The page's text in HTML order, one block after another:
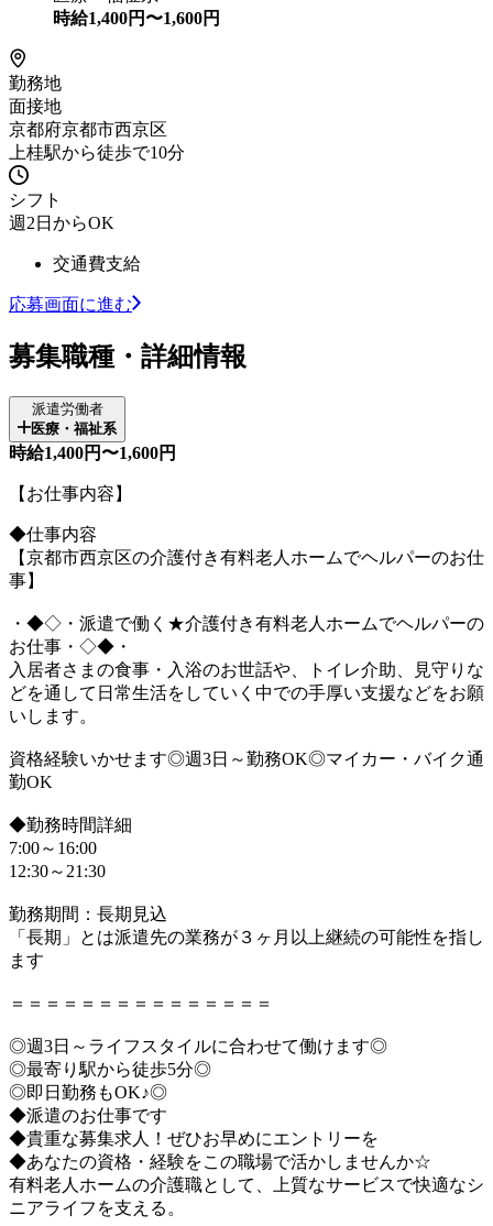
時給1,400円〜1,600円
勤務地
面接地
京都府京都市西京区
上桂駅から徒歩で10分
シフト
週2日からOK
交通費支給
応募画面に進む
募集職種・詳細情報
派遣労働者
医療・福祉系
時給1,400円〜1,600円
【お仕事内容】
◆仕事内容
【京都市西京区の介護付き有料老人ホームでヘルパーのお仕
事】
・◆◇・派遣で働く★介護付き有料老人ホームでヘルパーの
お仕事・◇◆・
入居者さまの食事・入浴のお世話や、トイレ介助、見守りな
どを通して日常生活をしていく中での手厚い支援などをお願
いします。
資格経験いかせます◎週3日～勤務OK◎マイカー・バイク通
勤OK
◆勤務時間詳細
7:00～16:00
12:30～21:30
勤務期間：長期見込
「長期」とは派遣先の業務が３ヶ月以上継続の可能性を指し
ます
＝＝＝＝＝＝＝＝＝＝＝＝＝＝＝
◎週3日～ライフスタイルに合わせて働けます◎
◎最寄り駅から徒歩5分◎
◎即日勤務もOK♪◎
◆派遣のお仕事です
◆貴重な募集求人！ぜひお早めにエントリーを
◆あなたの資格・経験をこの職場で活かしませんか☆
有料老人ホームの介護職として、上質なサービスで快適なシ
ニアライフを支える。